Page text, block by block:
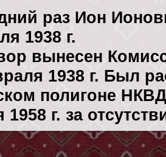
раз Ион
1938 г.
вынесен
1938 г. Был
полигоне
1958 г. за